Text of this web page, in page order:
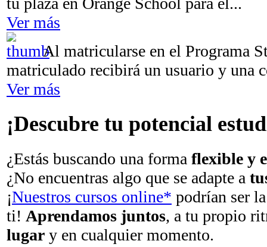
Ver más
Al matricularse en el Programa
matriculado recibirá un usuario y una
Ver más
¡Descubre tu potencial
¿Estás buscando una forma flexible y
¿No encuentras algo que se adapte a
¡Nuestros cursos online* podrían ser
ti! Aprendamos juntos, a tu propio
lugar y en cualquier momento.